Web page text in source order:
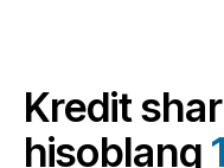
Kredit
hisoblang